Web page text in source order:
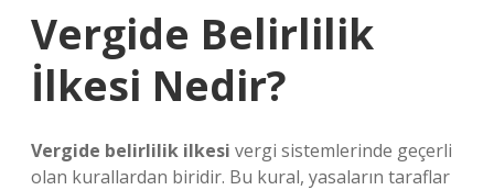
Vergide Belirlilik
İlkesi Nedir?
Vergide belirlilik ilkesi vergi sistemlerinde geçerli
olan kurallardan biridir. Bu kural, yasaların taraflar